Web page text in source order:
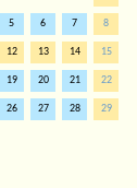
5 6 7 8
12 13 14 15
19 20 21 22
26 27 28 29